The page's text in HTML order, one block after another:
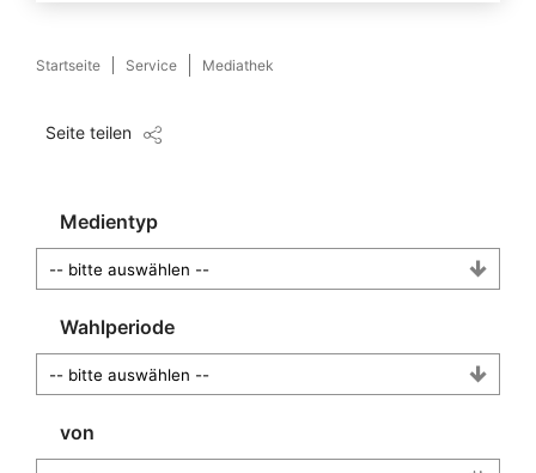
Startseite Service Mediathek
Seite teilen
Medientyp
Wahlperiode
von